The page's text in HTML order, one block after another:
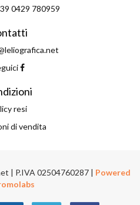
0429 780959
resi
di vendita
| P.IVA 02504760287 | Powered